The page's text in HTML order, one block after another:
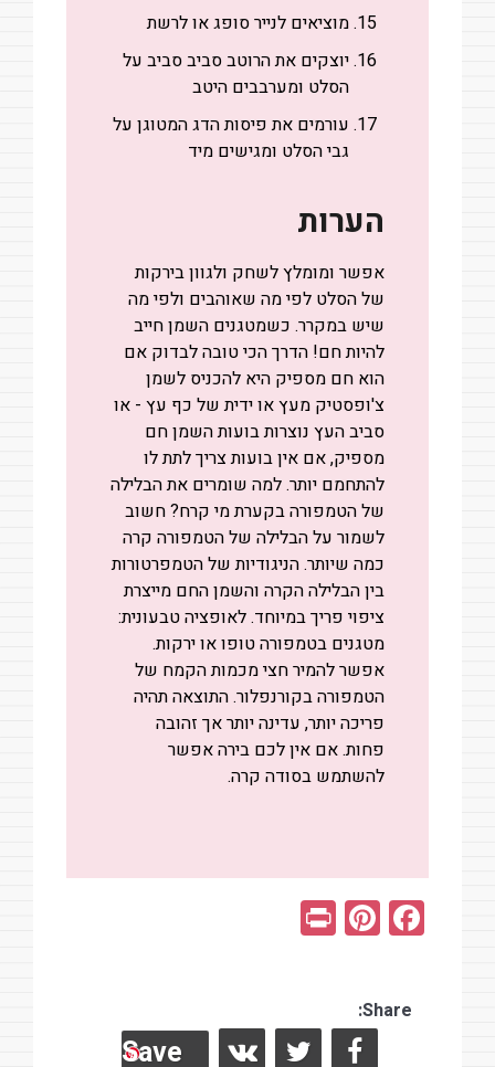
מוציאים לנייר סופג או לרשת
יוצקים את הרוטב סביב סביב על
הסלט ומערבבים היטב
עורמים את פיסות הדג המטוגן על
גבי הסלט ומגישים מיד
הערות
אפשר ומומלץ לשחק ולגוון בירקות
של הסלט לפי מה שאוהבים ולפי מה
שיש במקרר. כשמטגנים השמן חייב
להיות חם! הדרך הכי טובה לבדוק אם
הוא חם מספיק היא להכניס לשמן
צ'ופסטיק מעץ או ידית של כף עץ - או
סביב העץ נוצרות בועות השמן חם
מספיק, אם אין בועות צריך לתת לו
להתחמם יותר. למה שומרים את הבלילה
של הטמפורה בקערת מי קרח? חשוב
לשמור על הבלילה של הטמפורה קרה
כמה שיותר. הניגודיות של הטמפרטורות
בין הבלילה הקרה והשמן החם מייצרת
ציפוי פריך במיוחד. לאופציה טבעונית:
מטגנים בטמפורה טופו או ירקות.
אפשר להמיר חצי מכמות הקמח של
הטמפורה בקורנפלור. התוצאה תהיה
פריכה יותר, עדינה יותר אך זהובה
פחות. אם אין לכם בירה אפשר
להשתמש בסודה קרה.
F
a
ce
b
Pi
nt
es Share:
Save